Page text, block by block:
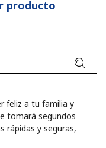
producto
feliz a tu familia y
tomará segundos
rápidas y seguras,